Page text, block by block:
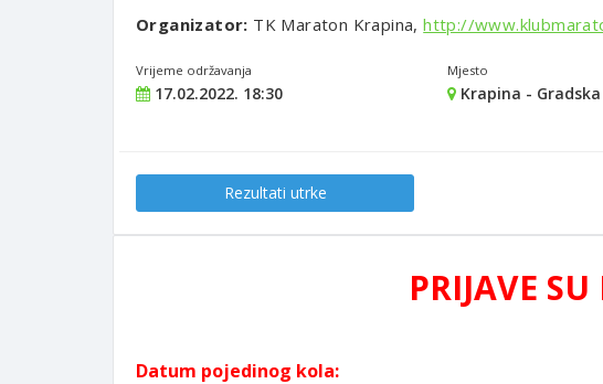
Organizator: TK Maraton Krapina,http://
Vrijeme održavanja
17.02.2022. 18:30
Mjesto
Krapina -
Rezultati utrke
PRIJAVE
Datum pojedinog kola: